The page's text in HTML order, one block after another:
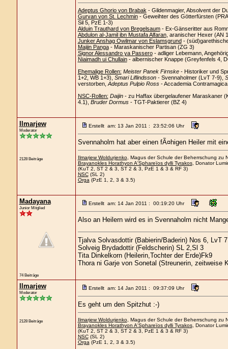
Adeptus Ghorio von Brabak - Gildenmagier, Absolvent der
Gurvan von St. Lechmin- Geweihter des Götterfürsten
Sil 5, PzE 1-3)
Alduin Trauthard von Bregelsaum- Ex-Gänseritter aus
Abdulon al-Jamil ibn Mustafa Alfaran, aranischer Hexer (AN
Junker Anshag Owilmar von Eslamsgrund-
Maijin Panga- Maraskanischer Partisan (ZG 3)
Signor Alessandro ya Passero- adliger Lebemann,
Niaimadh ui Chullain- albernischer Knappe (Greyfenfels 4,
Ehemalige Rollen: Meister Panek Firnske- Historiker und
1+2, WB 1+3), Smari Liflindsson- Svennaholmer (LvT 7-9),
verstorben, Adeptus Pulpio Ross- Accademia
NSC-Rollen: Daijin- zu Haffax übergelaufener Maraskaner
4.1), Bruder Dormus- TGT-Paktierer (BZ 4)
Ilmarjew
Moderator
2128 Beiträge
Erstellt am: 13 Jan 2011 : 23:52:06 Uhr
Svennaholm hat aber einen fÃ¤higen Heiler mit
Ilmarjew Woldurjenko, Magus der Schule der Beherrschung zu
Brayanokles Horathyon A'Sphareïos dylli Tyrakos, Donator
(KuT 2, ST 2 & 3, ST 2 & 3, PzE 1 & 3 & RF 3)
NSC(SL 2)
Orga (PzE 1, 2, 3 & 3.5)
Madayana
Junior Mitglied
74 Beiträge
Erstellt am: 14 Jan 2011 : 00:19:20 Uhr
Also an Heilern wird es in Svennaholm nicht
Tjalva Solvasdottir (Babierin/Baderin) Nos 6, LvT
Solveig Brydadottir (Feldscherin) SL 2,Sl 3
Tita Dinkelkorn (Heilerin,Tochter der Erde)Fk9
Thora ni Garje von Sonetal (Streunerin, zeitweise
Ilmarjew
Moderator
2128 Beiträge
Erstellt am: 14 Jan 2011 : 09:37:09 Uhr
Es geht um den Spitzhut :-)
Ilmarjew Woldurjenko, Magus der Schule der Beherrschung zu
Brayanokles Horathyon A'Sphareïos dylli Tyrakos, Donator
(KuT 2, ST 2 & 3, ST 2 & 3, PzE 1 & 3 & RF 3)
NSC(SL 2)
Orga (PzE 1, 2, 3 & 3.5)